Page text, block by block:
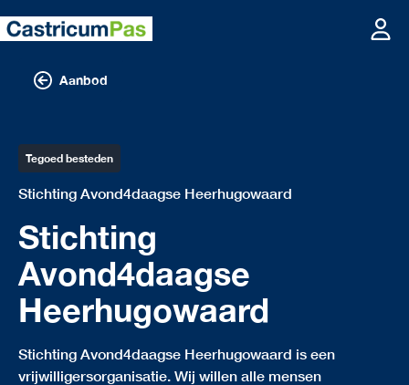
Aanbod
Tegoed besteden
Stichting Avond4daagse Heerhugowaard
Stichting
Avond4daagse
Heerhugowaard
Stichting Avond4daagse Heerhugowaard is een
vrijwilligersorganisatie. Wij willen alle mensen